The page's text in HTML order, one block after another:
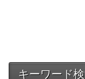
キーワード